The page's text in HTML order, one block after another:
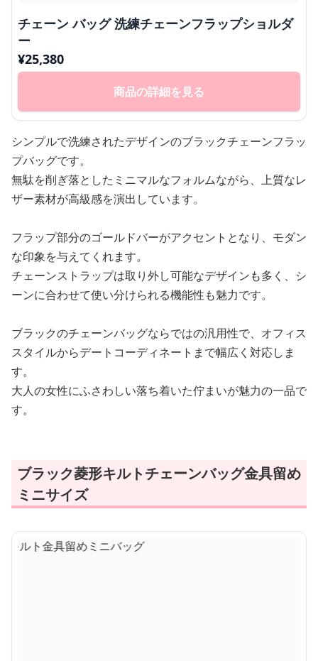
チェーン バッグ 洗練チェーンフラップショルダ
ー
¥25,380
商品の詳細を見る
シンプルで洗練されたデザインのブラックチェーンフラッ
プバッグです。
無駄を削ぎ落としたミニマルなフォルムながら、上質なレ
ザー素材が高級感を演出しています。
フラップ部分のゴールドバーがアクセントとなり、モダン
な印象を与えてくれます。
チェーンストラップは取り外し可能なデザインも多く、シ
ーンに合わせて使い分けられる機能性も魅力です。
ブラックのチェーンバッグならではの汎用性で、オフィス
スタイルからデートコーディネートまで幅広く対応しま
す。
大人の女性にふさわしい落ち着いた佇まいが魅力の一品で
す。
ブラック菱形キルトチェーンバッグ金具留め
ミニサイズ